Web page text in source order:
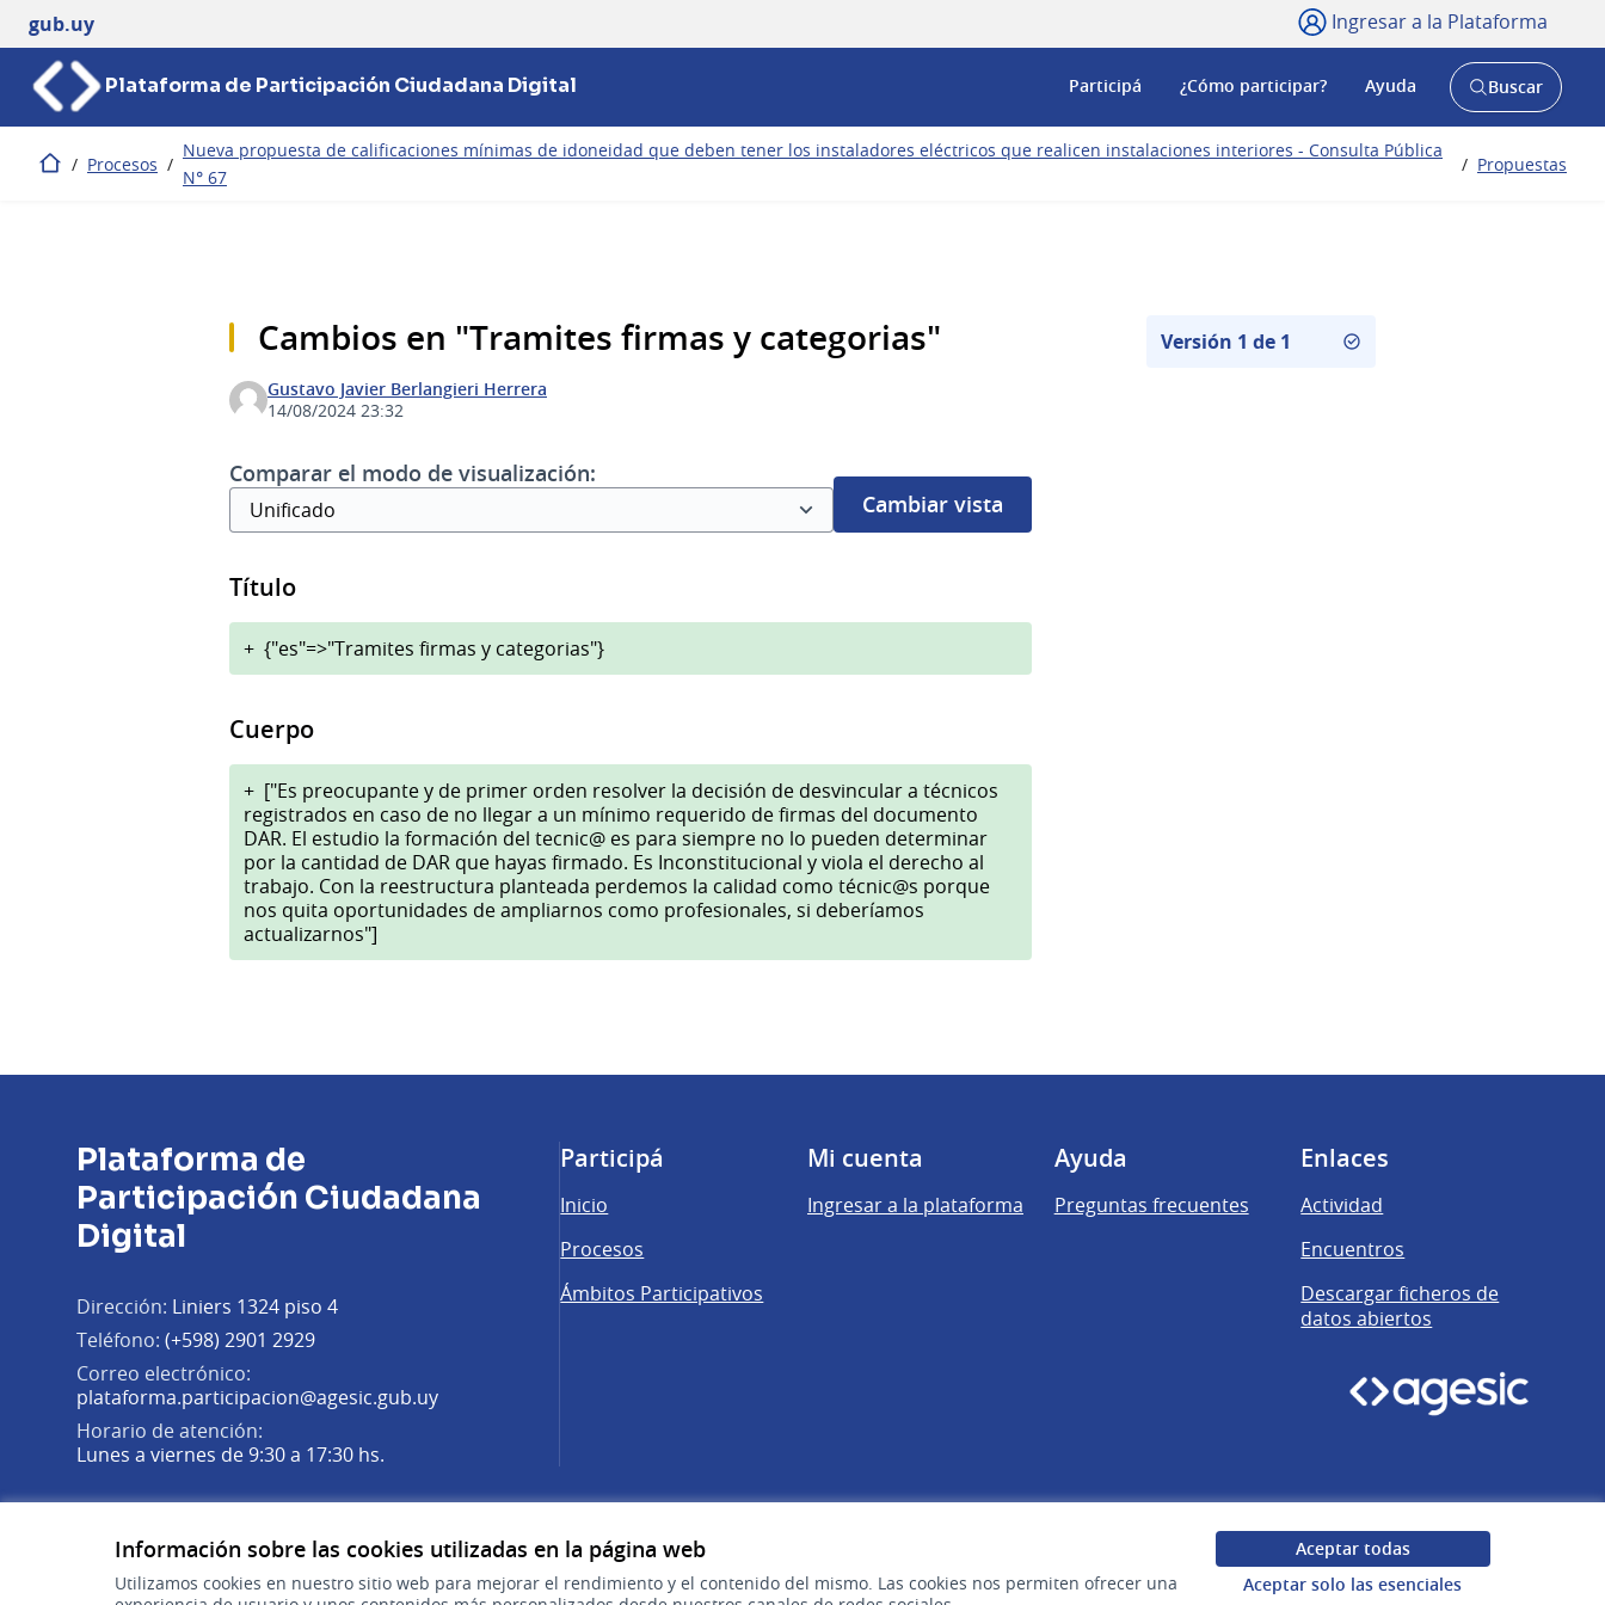
Información sobre las cookies utilizadas en la página web
Utilizamos cookies en nuestro sitio web para mejorar el rendimiento y el contenido del mismo. Las cookies nos permiten ofrecer una
Aceptar todas
Aceptar solo las esenciales
gub.uy Ingresar a la Plataforma
Plataforma de Participación Ciudadana Digital Participá ¿Cómo participar? Ayuda
AbrirBuscar
Inicio / Procesos /
Nueva propuesta de calificaciones mínimas de idoneidad que deben tener los instaladores eléctricos que realicen instalaciones interiores - Consulta Pública
N° 67
/ Propuestas
Cambios en "Tramites firmas y categorias"
Gustavo Javier Berlangieri Herrera
14/08/2024 23:32
Comparar el modo de visualización:
Cambiar vista
Título
+ {"es"=>"Tramites firmas y categorias"}
Cuerpo
+ ["Es preocupante y de primer orden resolver la decisión de desvincular a técnicos
registrados en caso de no llegar a un mínimo requerido de firmas del documento
DAR. El estudio la formación del tecnic@ es para siempre no lo pueden determinar
por la cantidad de DAR que hayas firmado. Es Inconstitucional y viola el derecho al
trabajo. Con la reestructura planteada perdemos la calidad como técnic@s porque
nos quita oportunidades de ampliarnos como profesionales, si deberíamos
actualizarnos"]
Versión 1 de 1
Plataforma de
Participación Ciudadana
Digital
Dirección: Liniers 1324 piso 4
Teléfono: (+598) 2901 2929
Correo electrónico:
plataforma.participacion@agesic.gub.uy(Abrir en una pestaña nueva)
Horario de atención:
Lunes a viernes de 9:30 a 17:30 hs.
(Enlace externo)
(Enlace externo)
(Enlace externo)
Participá
Inicio
Procesos
Ámbitos Participativos
Mi cuenta
Ingresar a la plataforma
Ayuda
Preguntas frecuentes
Enlaces
Actividad
Encuentros
Descargar ficheros de
datos abiertos